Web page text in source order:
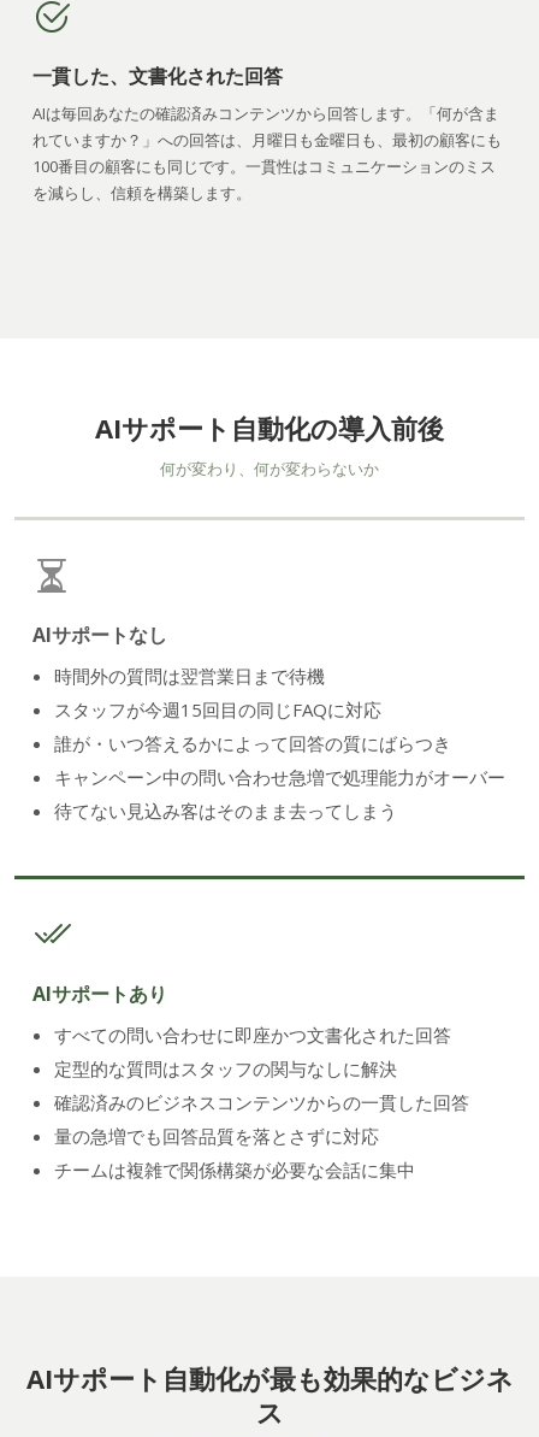
一貫した、文書化された回答
AIは毎回あなたの確認済みコンテンツから回答します。「何が含ま
れていますか？」への回答は、月曜日も金曜日も、最初の顧客にも
100番目の顧客にも同じです。一貫性はコミュニケーションのミス
を減らし、信頼を構築します。
AIサポート自動化の導入前後
何が変わり、何が変わらないか
AIサポートなし
時間外の質問は翌営業日まで待機
スタッフが今週15回目の同じFAQに対応
誰が・いつ答えるかによって回答の質にばらつき
キャンペーン中の問い合わせ急増で処理能力がオーバー
待てない見込み客はそのまま去ってしまう
AIサポートあり
すべての問い合わせに即座かつ文書化された回答
定型的な質問はスタッフの関与なしに解決
確認済みのビジネスコンテンツからの一貫した回答
量の急増でも回答品質を落とさずに対応
チームは複雑で関係構築が必要な会話に集中
AIサポート自動化が最も効果的なビジネ
ス